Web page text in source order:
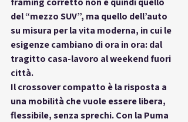
del “mezzo SUV”, ma quello dell’auto
su misura per la vita moderna, in cui le
esigenze cambiano di ora in ora: dal
tragitto casa-lavoro al weekend fuori
città.
Il crossover compatto è la risposta a
una mobilità che vuole essere libera,
flessibile, senza sprechi. Con la Puma